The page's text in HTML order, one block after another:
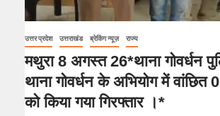
उत्तर प्रदेश उत्तराखंड ब्रेकिंग न्यूज़ राज्य
मथुरा 8 अगस्त 26*थाना गोवर्धन
थाना गोवर्धन के अभियोग में वांछित
को किया गया गिरफ्तार ।*